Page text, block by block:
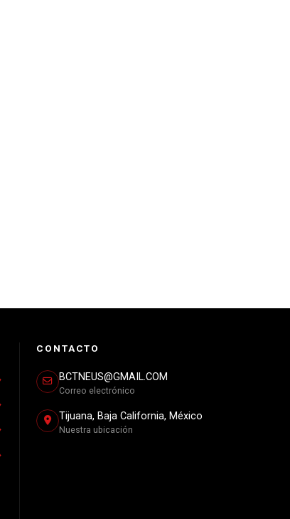
CONTACTO
BCTNEUS@GMAIL.COM
Correo electrónico
Tijuana, Baja California, México
Nuestra ubicación